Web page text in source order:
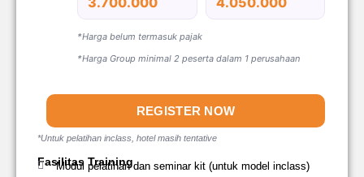
*Harga belum termasuk pajak
*Harga Group minimal 2 peserta dalam 1 perusahaan
REGISTER NOW
*Untuk pelatihan inclass, hotel masih tentative
Fasilitas Training
Modul pelatihan dan seminar kit (untuk model inclass)